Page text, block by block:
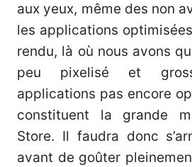
aux yeux, même des non
les applications
rendu, là où nous avons
peu pixelisé et
applications pas encore
constituent la grande
Store. Il faudra donc
avant de goûter